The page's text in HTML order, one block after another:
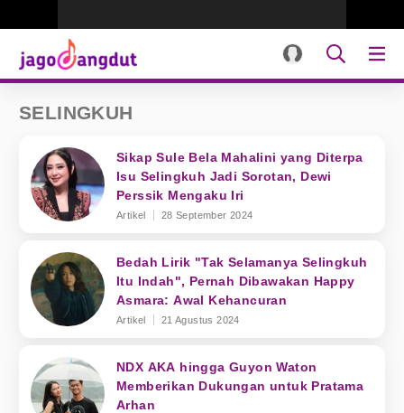
SELINGKUH
Sikap Sule Bela Mahalini yang Diterpa
Isu Selingkuh Jadi Sorotan, Dewi
Perssik Mengaku Iri
Artikel 28 September 2024
Bedah Lirik "Tak Selamanya Selingkuh
Itu Indah", Pernah Dibawakan Happy
Asmara: Awal Kehancuran
Artikel 21 Agustus 2024
NDX AKA hingga Guyon Waton
Memberikan Dukungan untuk Pratama
Arhan